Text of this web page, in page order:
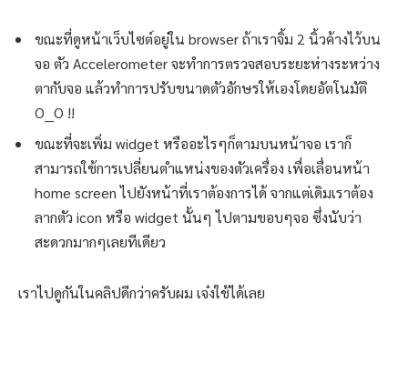
ขณะที่ดูหน้าเว็บไซต์อยู่ใน browser ถ้าเราจิ้ม 2 นิ้วค้างไว้บน
จอ ตัว Accelerometer จะทำการตรวจสอบระยะห่างระหว่าง
ตากับจอ แล้วทำการปรับขนาดตัวอักษรให้เองโดยอัตโนมัติ
O__O !!
ขณะที่จะเพิ่ม widget หรืออะไรๆก็ตามบนหน้าจอ เราก็
สามารถใช้การเปลี่ยนตำแหน่งของตัวเครื่อง เพื่อเลื่อนหน้า
home screen ไปยังหน้าที่เราต้องการได้ จากแต่เดิมเราต้อง
ลากตัว icon หรือ widget นั้นๆ ไปตามขอบๆจอ ซึ่งนับว่า
สะดวกมากๆเลยทีเดียว
เราไปดูกันในคลิปดีกว่าครับผม เจ๋งใช้ได้เลย